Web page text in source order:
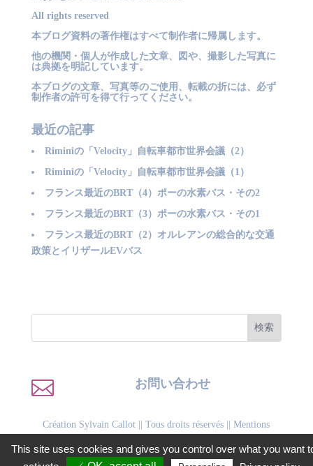
All rights reserved
本ブログ資料の著作権はすべて制作者に帰属します。
他の機関・個人が作成した文章、図や、撮影した写真に
は典拠を明記しています。
本ブログの文章、写真等のご使用、転載の折には、必ず
制作者の許可を得て行ってください。
最近の記事
Riminiの「Velocity」自転車都市世界会議（2）
Riminiの「Velocity」自転車都市世界会議（1）
フランス最近のBRT（4）ポーの水素バス・その2
フランス最近のBRT（3）ポーの水素バス・その1
フランス最近のBRT（2）オルレアンの総合的な交通
政策とイリザールEVバス
 お問い合わせ
Création Sylvain Callot || Tous droits réservés ||Mentions
FacebookLinkedInWhatsAppTwitterEmail Gmail PrintFriendly
共
This site uses cookies and gives you control over what you want